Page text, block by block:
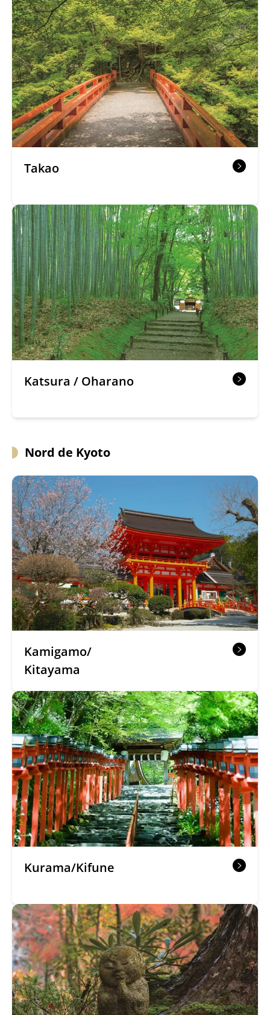
Takao
Katsura / Oharano
Nord de Kyoto
Kamigamo/
Kitayama
Kurama/Kifune